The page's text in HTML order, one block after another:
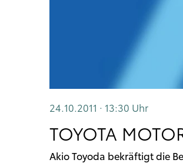
24.10.2011 · 13:30 Uhr
TOYOTA
Akio Toyoda bekräftigt die